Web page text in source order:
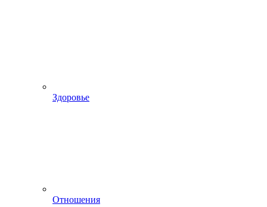
Здоровье
Отношения